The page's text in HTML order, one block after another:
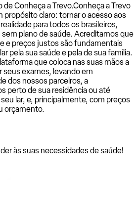
Conheça a Trevo.Conheça a Trevo
propósito claro: tornar o acesso aos
para todos os brasileiros,
plano de saúde. Acreditamos que
e preços justos são fundamentais
pela sua saúde e pela de sua família.
que coloca nas suas mãos a
seus exames, levando em
dos nossos parceiros, a
perto de sua residência ou até
lar, e, principalmente, com preços
orçamento.
às suas necessidades de saúde!